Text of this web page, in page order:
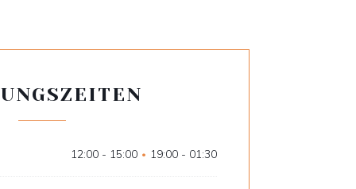
12:00 - 15:00 • 19:00 - 01:30